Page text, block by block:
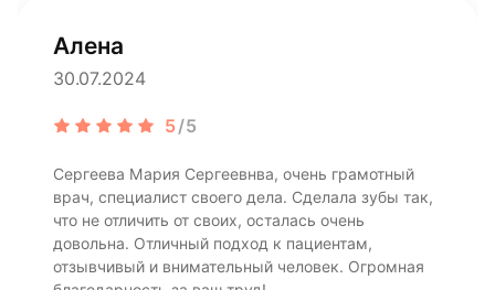
Алена
30.07.2024
5/5
Сергеева Мария Сергеевнва, очень грамотный
врач, специалист своего дела. Сделала зубы так,
что не отличить от своих, осталась очень
довольна. Отличный подход к пациентам,
отзывчивый и внимательный человек. Огромная